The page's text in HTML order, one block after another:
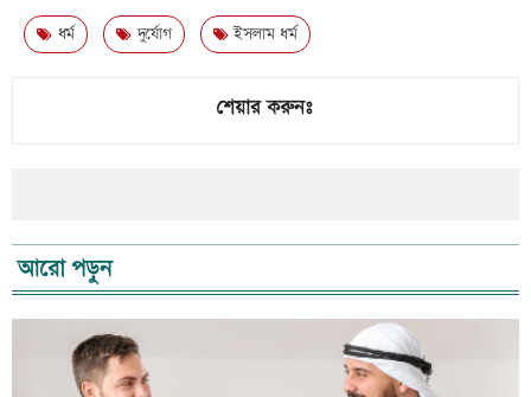
ধর্ম দুর্যোগ ইসলাম ধর্ম
শেয়ার করুনঃ
আরো পড়ুন